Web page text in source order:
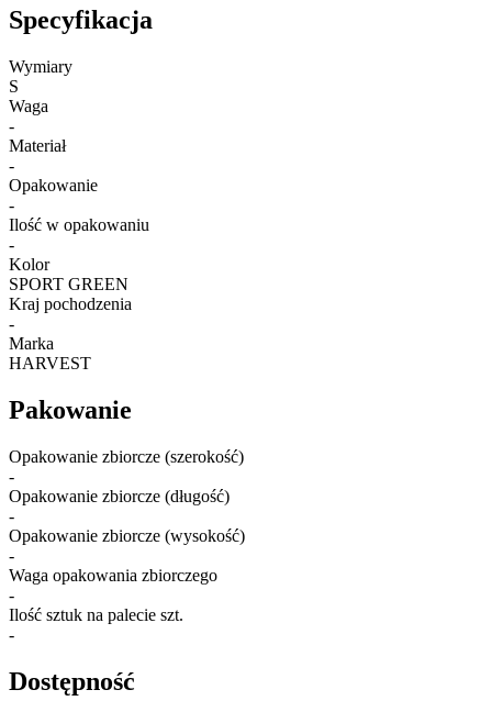
Specyfikacja
Wymiary
S
Waga
-
Materiał
-
Opakowanie
-
Ilość w opakowaniu
-
Kolor
SPORT GREEN
Kraj pochodzenia
-
Marka
HARVEST
Pakowanie
Opakowanie zbiorcze (szerokość)
-
Opakowanie zbiorcze (długość)
-
Opakowanie zbiorcze (wysokość)
-
Waga opakowania zbiorczego
-
Ilość sztuk na palecie szt.
-
Dostępność